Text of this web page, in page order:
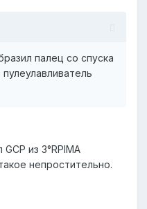
палец со спуска
из 3°RPIMA
непростительно.